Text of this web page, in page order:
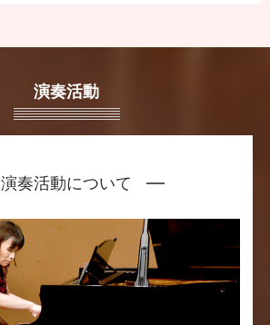
演奏活動
演奏活動について